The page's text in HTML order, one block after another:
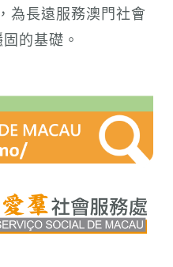
為長遠服務澳門社會
的基礎。